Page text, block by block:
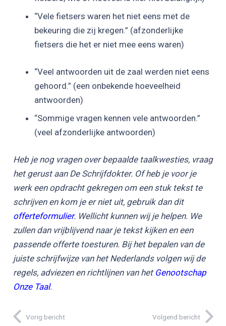
“Vele fietsers waren het niet eens met de
bekeuring die zij kregen.” (afzonderlijke
fietsers die het er niet mee eens waren)
“Veel antwoorden uit de zaal werden niet eens
gehoord.” (een onbekende hoeveelheid
antwoorden)
“Sommige vragen kennen vele antwoorden.”
(veel afzonderlijke antwoorden)
Heb je nog vragen over bepaalde taalkwesties, vraag
het gerust aan De Schrijfdokter. Of heb je voor je
werk een opdracht gekregen om een stuk tekst te
schrijven en kom je er niet uit, gebruik dan dit
offerteformulier. Wellicht kunnen wij je helpen. We
zullen dan vrijblijvend naar je tekst kijken en een
passende offerte toesturen. Bij het bepalen van de
juiste schrijfwijze van het Nederlands volgen wij de
regels, adviezen en richtlijnen van het Genootschap
Onze Taal.
Vorig bericht Volgend bericht